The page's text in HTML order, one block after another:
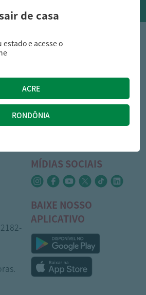
Como comprar
Opções de entrega
Privacidade
Trocas e devoluções
MÍDIAS SOCIAIS
BAIXE NOSSO
APLICATIVO
de casa
estado e acesse o